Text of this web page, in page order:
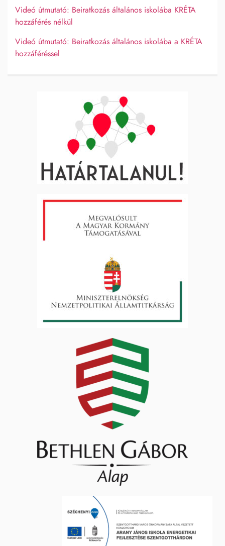
Videó útmutató: Beiratkozás általános iskolába KRÉTA
hozzáférés nélkül
Videó útmutató: Beiratkozás általános iskolába a KRÉTA
hozzáféréssel